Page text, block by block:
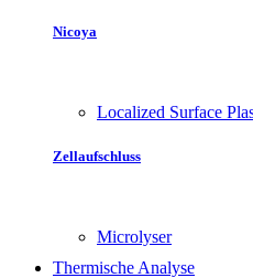
Nicoya
Localized Surface
Zellaufschluss
Microlyser
Thermische Analyse